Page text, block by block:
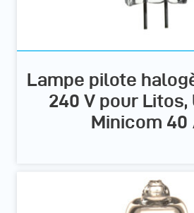
Lampe pilote
240 V pour
Minicom 40